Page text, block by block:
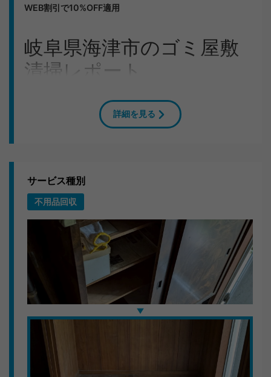
WEB割引で10%OFF適用
岐阜県海津市のゴミ屋敷
清掃レポート
お困りとのお電話があり、海津市のご自宅へ急行しまし
た。2LDKのマンションでしたが、2人で対応し1〜2時間
作業の流れ
まず現場の状況を確認し、搬出ルートを決定。大型家具
お客様の声
「こんなに手際よくやってもらえるとは。もっと早く相
談すれば良かったです。」
岐阜県でゴミ屋敷の処分をお考えなら、キラキらっきー
岐阜へ。無料見積もり・当日対応OKです。
詳細を見る
サービス種別
不用品回収